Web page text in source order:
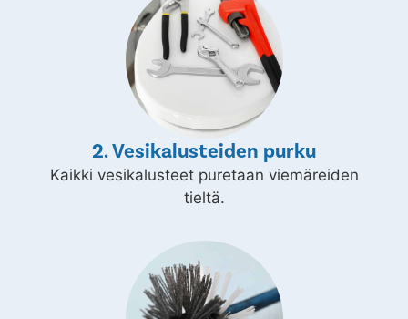
2. Vesikalusteiden purku
Kaikki vesikalusteet puretaan viemäreiden
tieltä.